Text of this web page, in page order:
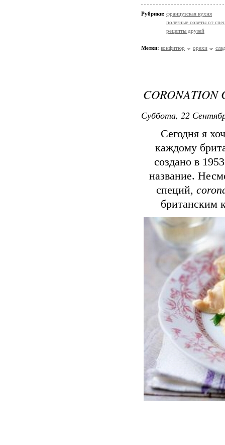
Рубрики: французская кухня
полезные советы от
рецепты друзей
Метки: конфитюр орехи
CORONATION
Суббота, 22
Сегодня я
каждому
создано в
название.
специй,
британским